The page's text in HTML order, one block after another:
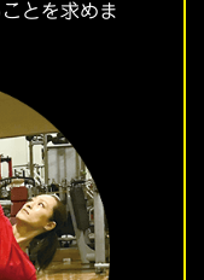
とを求めま